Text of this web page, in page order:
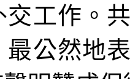
交工作。
最公然地